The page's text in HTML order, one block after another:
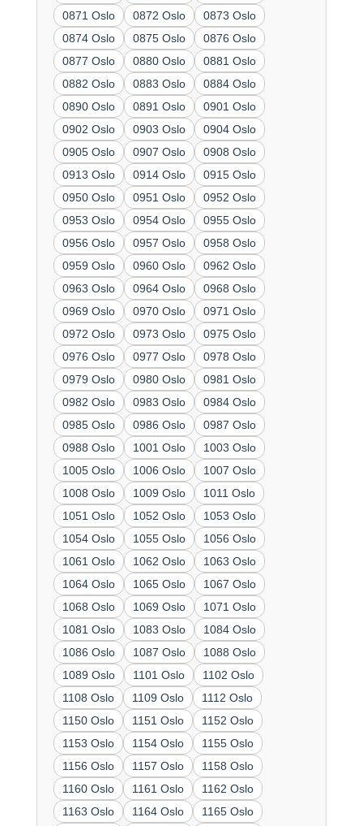
0871 Oslo
0872 Oslo
0873 Oslo
0874 Oslo
0875 Oslo
0876 Oslo
0877 Oslo
0880 Oslo
0881 Oslo
0882 Oslo
0883 Oslo
0884 Oslo
0890 Oslo
0891 Oslo
0901 Oslo
0902 Oslo
0903 Oslo
0904 Oslo
0905 Oslo
0907 Oslo
0908 Oslo
0913 Oslo
0914 Oslo
0915 Oslo
0950 Oslo
0951 Oslo
0952 Oslo
0953 Oslo
0954 Oslo
0955 Oslo
0956 Oslo
0957 Oslo
0958 Oslo
0959 Oslo
0960 Oslo
0962 Oslo
0963 Oslo
0964 Oslo
0968 Oslo
0969 Oslo
0970 Oslo
0971 Oslo
0972 Oslo
0973 Oslo
0975 Oslo
0976 Oslo
0977 Oslo
0978 Oslo
0979 Oslo
0980 Oslo
0981 Oslo
0982 Oslo
0983 Oslo
0984 Oslo
0985 Oslo
0986 Oslo
0987 Oslo
0988 Oslo
1001 Oslo
1003 Oslo
1005 Oslo
1006 Oslo
1007 Oslo
1008 Oslo
1009 Oslo
1011 Oslo
1051 Oslo
1052 Oslo
1053 Oslo
1054 Oslo
1055 Oslo
1056 Oslo
1061 Oslo
1062 Oslo
1063 Oslo
1064 Oslo
1065 Oslo
1067 Oslo
1068 Oslo
1069 Oslo
1071 Oslo
1081 Oslo
1083 Oslo
1084 Oslo
1086 Oslo
1087 Oslo
1088 Oslo
1089 Oslo
1101 Oslo
1102 Oslo
1108 Oslo
1109 Oslo
1112 Oslo
1150 Oslo
1151 Oslo
1152 Oslo
1153 Oslo
1154 Oslo
1155 Oslo
1156 Oslo
1157 Oslo
1158 Oslo
1160 Oslo
1161 Oslo
1162 Oslo
1163 Oslo
1164 Oslo
1165 Oslo